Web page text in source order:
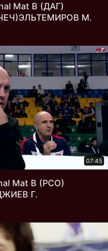
Mat В (ДАГ)
М.
07:45
Mat В (РСО)
Г.